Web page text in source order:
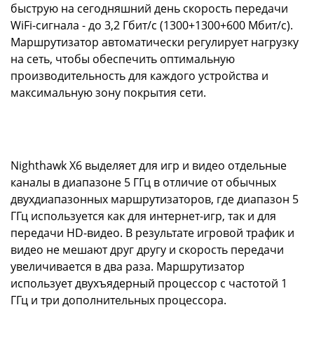
быструю на сегодняшний день скорость передачи
WiFi-сигнала - до 3,2 Гбит/с (1300+1300+600 Мбит/с).
Маршрутизатор автоматически регулирует нагрузку
на сеть, чтобы обеспечить оптимальную
производительность для каждого устройства и
максимальную зону покрытия сети.
Nighthawk X6 выделяет для игр и видео отдельные
каналы в диапазоне 5 ГГц в отличие от обычных
двухдиапазонных маршрутизаторов, где диапазон 5
ГГц используется как для интернет-игр, так и для
передачи HD-видео. В результате игровой трафик и
видео не мешают друг другу и скорость передачи
увеличивается в два раза. Маршрутизатор
использует двухъядерный процессор с частотой 1
ГГц и три дополнительных процессора.